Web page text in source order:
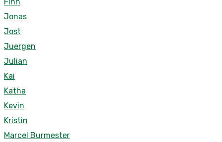
Jonas
Jost
Juergen
Julian
Kai
Katha
Kevin
Kristin
Marcel Burmester